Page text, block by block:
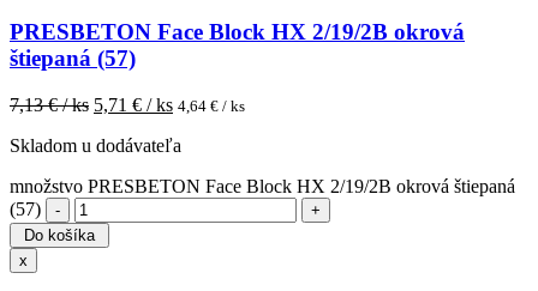
PRESBETON Face Block HX 2/19/2B okrová
štiepaná (57)
7,13€ / ks 5,71 € / ks 4,64 € / ks
Skladom u dodávateľa
množstvo PRESBETON Face Block HX 2/19/2B okrová štiepaná
(57)
Do košíka
x